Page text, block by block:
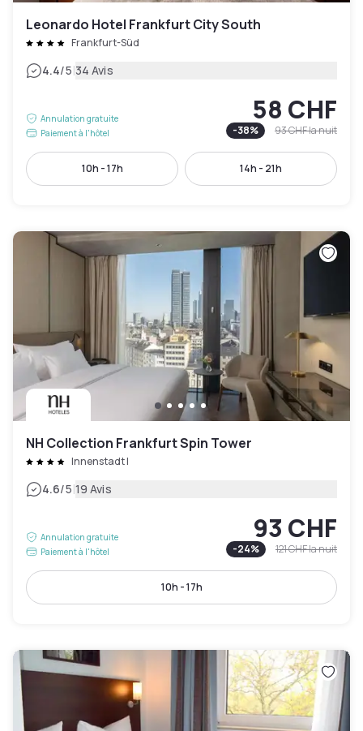
Leonardo Hotel Frankfurt City South
Frankfurt-Süd
4.4/5|34 Avis
Annulation gratuite
Paiement à l'hôtel
58 CHF
-38% 93 CHFla nuit
10h - 17h 14h - 21h
NH Collection Frankfurt Spin Tower
Innenstadt I
4.6/5|19 Avis
Annulation gratuite
Paiement à l'hôtel
93 CHF
-24% 121 CHFla nuit
10h - 17h